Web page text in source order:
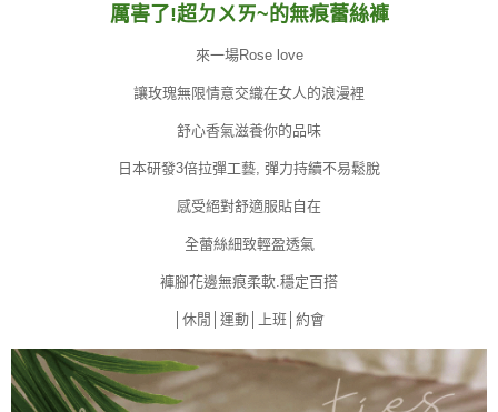
厲害了!超ㄉㄨㄞ~的無痕蕾絲褲
來一場Rose love
讓玫瑰無限情意交織在女人的浪漫裡
舒心香氣滋養你的品味
日本研發3倍拉彈工藝, 彈力持續不易鬆脫
感受絕對舒適服貼自在
全蕾絲細致輕盈透氣
褲腳花邊無痕柔軟.穩定百搭
│休閒│運動│上班│約會